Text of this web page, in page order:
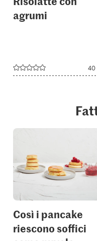
agrumi
40
Così i pancake
riescono soffici